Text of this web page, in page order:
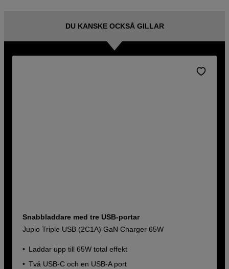
DU KANSKE OCKSÅ GILLAR
Snabbladdare med tre USB-portar
Jupio Triple USB (2C1A) GaN Charger 65W
Laddar upp till 65W total effekt
Två USB-C och en USB-A port